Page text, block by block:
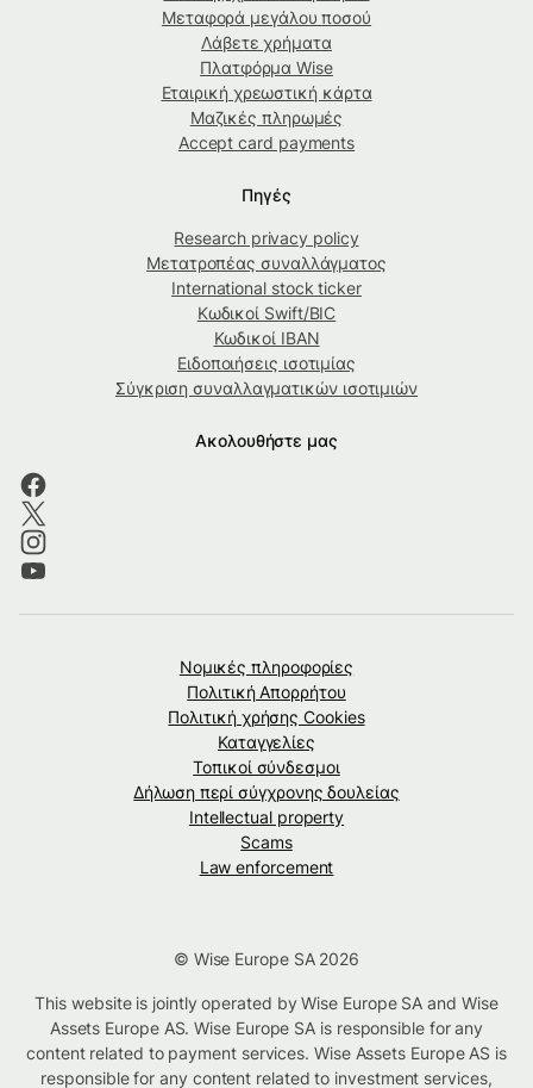
Μεταφορά μεγάλου ποσού
Λάβετε χρήματα
Πλατφόρμα Wise
Εταιρική χρεωστική κάρτα
Μαζικές πληρωμές
Accept card payments
Πηγές
Research privacy policy
Μετατροπέας συναλλάγματος
International stock ticker
Κωδικοί Swift/BIC
Κωδικοί IBAN
Ειδοποιήσεις ισοτιμίας
Σύγκριση συναλλαγματικών ισοτιμιών
Ακολουθήστε μας
Νομικές πληροφορίες
Πολιτική Απορρήτου
Πολιτική χρήσης Cookies
Καταγγελίες
Τοπικοί σύνδεσμοι
Δήλωση περί σύγχρονης δουλείας
Intellectual property
Scams
Law enforcement
© Wise Europe SA 2026
This website is jointly operated by Wise Europe SA and Wise
Assets Europe AS. Wise Europe SA is responsible for any
content related to payment services. Wise Assets Europe AS is
responsible for any content related to investment services,